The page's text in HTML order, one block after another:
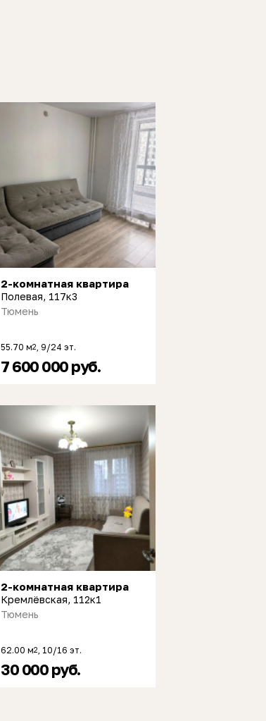
2-комнатная квартира
Полевая, 117к3
Тюмень
55.70 м2, 9/24 эт.
7 600 000 руб.
2-комнатная квартира
Кремлёвская, 112к1
Тюмень
62.00 м2, 10/16 эт.
30 000 руб.